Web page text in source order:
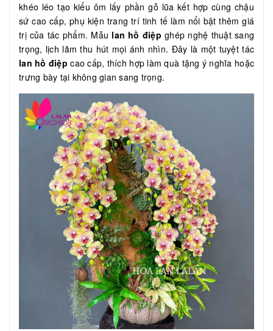
khéo léo tạo kiểu ôm lấy phần gỗ lũa kết hợp cùng chậu
sứ cao cấp, phụ kiện trang trí tinh tế làm nổi bật thêm giá
trị của tác phẩm. Mẫu lan hồ điệp ghép nghệ thuật sang
trọng, lịch lãm thu hút mọi ánh nhìn. Đây là một tuyệt tác
lan hồ điệp cao cấp, thích hợp làm quà tặng ý nghĩa hoặc
trưng bày tại không gian sang trọng.